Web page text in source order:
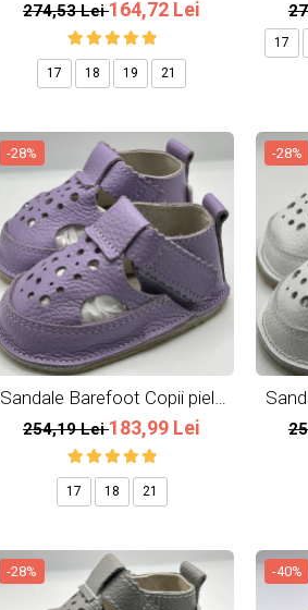
274,53 Lei164,72 Lei
17 18 19 21
17
-28%
Sandale Barefoot Copii piele
naturala Lavender
254,19 Lei183,99 Lei
17 18 21
-28%
-28% -40%